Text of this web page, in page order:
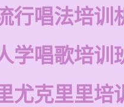
行唱法培训
学唱歌培训
尤克里里培